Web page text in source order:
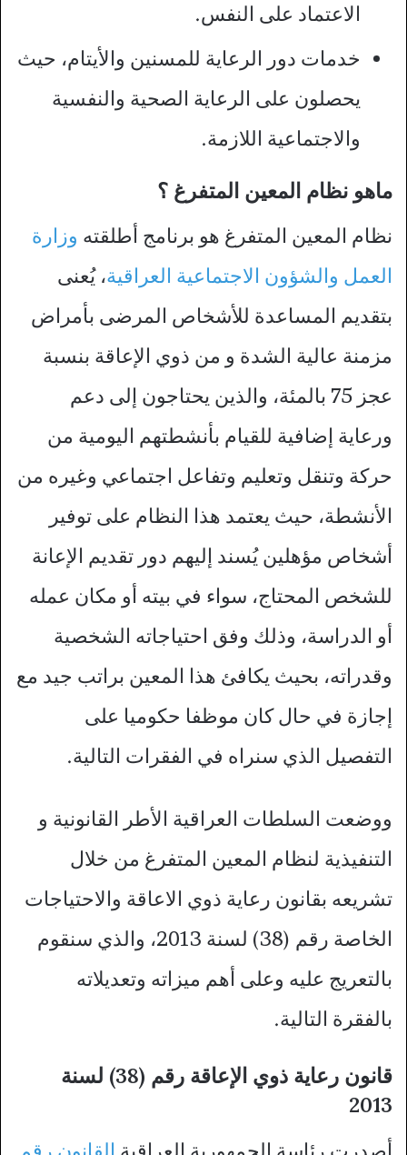
الاعتماد على النفس.
خدمات دور الرعاية للمسنين والأيتام، حيث
يحصلون على الرعاية الصحية والنفسية
والاجتماعية اللازمة.
ماهو نظام المعين المتفرغ ؟
نظام المعين المتفرغ هو برنامج أطلقته وزارة
العمل والشؤون الاجتماعية العراقية، يُعنى
بتقديم المساعدة للأشخاص المرضى بأمراض
مزمنة عالية الشدة و من ذوي الإعاقة بنسبة
عجز 75 بالمئة، والذين يحتاجون إلى دعم
ورعاية إضافية للقيام بأنشطتهم اليومية من
حركة وتنقل وتعليم وتفاعل اجتماعي وغيره من
الأنشطة، حيث يعتمد هذا النظام على توفير
أشخاص مؤهلين يُسند إليهم دور تقديم الإعانة
للشخص المحتاج، سواء في بيته أو مكان عمله
أو الدراسة، وذلك وفق احتياجاته الشخصية
وقدراته، بحيث يكافئ هذا المعين براتب جيد مع
إجازة في حال كان موظفا حكوميا على
التفصيل الذي سنراه في الفقرات التالية.
ووضعت السلطات العراقية الأطر القانونية و
التنفيذية لنظام المعين المتفرغ من خلال
تشريعه بقانون رعاية ذوي الاعاقة والاحتياجات
الخاصة رقم (38) لسنة 2013، والذي سنقوم
بالتعريج عليه وعلى أهم ميزاته وتعديلاته
بالفقرة التالية.
قانون رعاية ذوي الإعاقة رقم (38) لسنة
2013